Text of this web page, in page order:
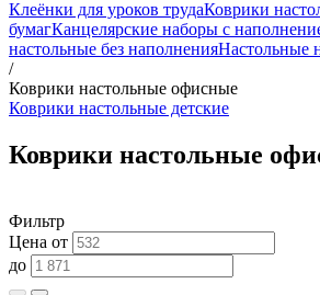
Клеёнки для уроков трудаКоврики
бумагКанцелярские наборы с
настольные без наполненияНастольные
/
Коврики настольные офисные
Коврики настольные детские
Коврики настольные
Фильтр
Цена от
до